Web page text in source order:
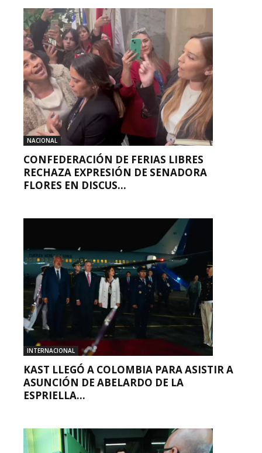
NACIONAL
CONFEDERACIÓN DE FERIAS LIBRES
RECHAZA EXPRESIÓN DE SENADORA
FLORES EN DISCUS...
INTERNACIONAL
KAST LLEGÓ A COLOMBIA PARA ASISTIR A
ASUNCIÓN DE ABELARDO DE LA
ESPRIELLA...